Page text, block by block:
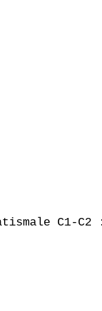
C1-C2